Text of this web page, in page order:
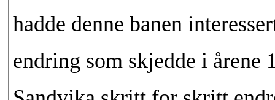
hadde denne banen
endring som skjedde i